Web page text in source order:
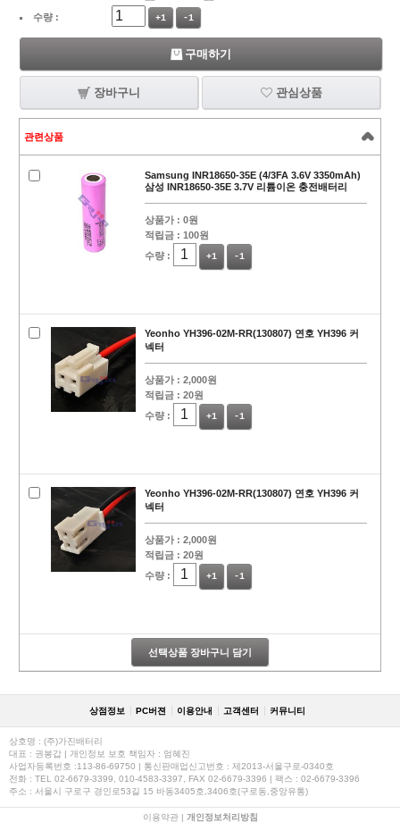
수량 : +1 -1
구매하기
장바구니 관심상품
관련상품
Samsung INR18650-35E (4/3FA 3.6V 3350mAh)
삼성 INR18650-35E 3.7V 리튬이온 충전배터리
상품가 : 0원
적립금 : 100원
수량 :
+1 -1
Yeonho YH396-02M-RR(130807) 연호 YH396 커
넥터
상품가 : 2,000원
적립금 : 20원
수량 :
+1 -1
Yeonho YH396-02M-RR(130807) 연호 YH396 커
넥터
상품가 : 2,000원
적립금 : 20원
수량 :
+1 -1
선택상품 장바구니 담기
상점정보 PC버젼 이용안내 고객센터 커뮤니티
상호명 : (주)가진배터리
대표 : 권봉갑 | 개인정보 보호 책임자 : 엄혜진
사업자등록번호 :113-86-69750 | 통신판매업신고번호 : 제2013-서울구로-0340호
전화 : TEL 02-6679-3399, 010-4583-3397, FAX 02-6679-3396 | 팩스 : 02-6679-3396
주소 : 서울시 구로구 경인로53길 15 바동3405호,3406호(구로동,중앙유통)
이용약관| 개인정보처리방침